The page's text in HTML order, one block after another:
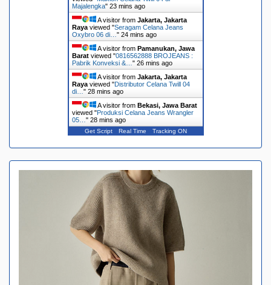
Majalengka" 23 mins ago
A visitor from Jakarta, Jakarta
Rayaviewed "Seragam Celana Jeans
Oxybro 06 di… " 24 mins ago
A visitor from Pamanukan, Jawa
Baratviewed "0816562888 BROJEANS :
Pabrik Konveksi &… " 26 mins ago
A visitor from Jakarta, Jakarta
Rayaviewed "Distributor Celana Twill 04
di… " 28 mins ago
A visitor from Bekasi, Jawa Barat
viewed "Produksi Celana Jeans Wrangler
05… " 28 mins ago
Get Script Real Time Tracking ON